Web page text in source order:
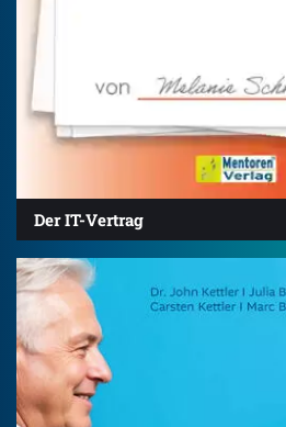
Der IT-Vertrag